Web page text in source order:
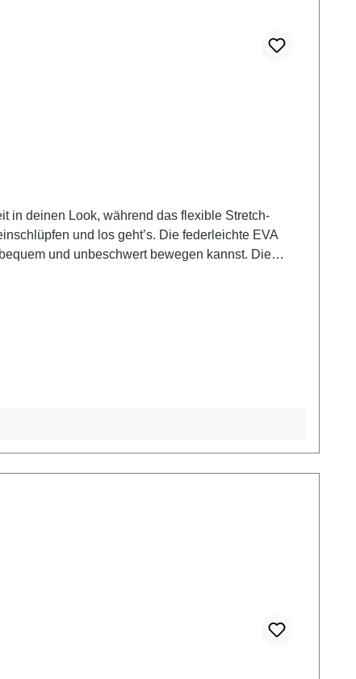
in deinen Look, während das flexible Stretch-
und los geht’s. Die federleichte EVA
und unbeschwert bewegen kannst. Die